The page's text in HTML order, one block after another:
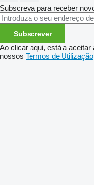
Subscreva para receber
Subscrever
Ao clicar aqui, está a aceitar
nossos Termos de Utilização.